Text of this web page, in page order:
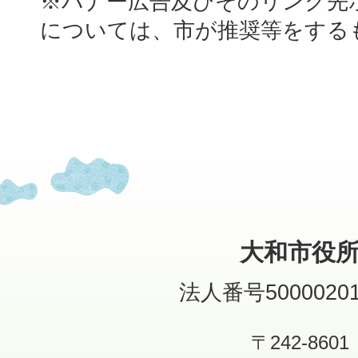
については、市が推奨等をす
大和市役
法人番号
〒242-8601